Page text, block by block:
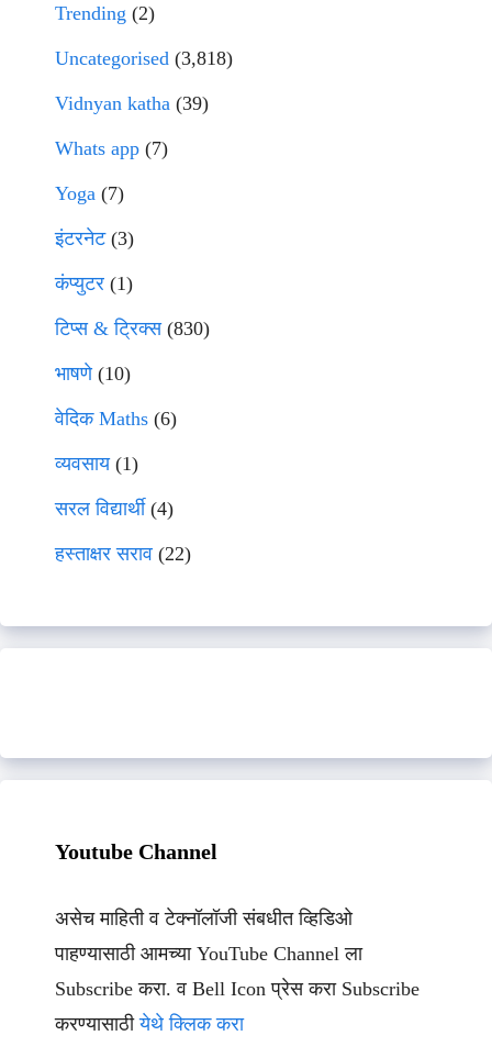
Trending (2)
Uncategorised (3,818)
Vidnyan katha (39)
Whats app (7)
Yoga (7)
इंटरनेट(3)
कंप्युटर (1)
टिप्स & ट्रिक्स(830)
भाषणे(10)
वेदिक Maths (6)
व्यवसाय(1)
सरल विद्यार्थी(4)
हस्ताक्षर सराव (22)
Youtube Channel
असेच माहिती व टेक्नॉलॉजी संबधीत व्हिडिओ
पाहण्यासाठी आमच्या YouTube Channel ला
Subscribe करा. व Bell Icon प्रेस करा Subscribe
करण्यासाठीयेथे क्लिक करा